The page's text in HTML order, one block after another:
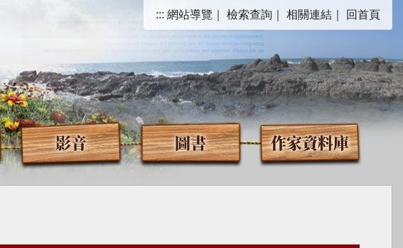
::: 網站導覽 檢索查詢 相關連結 回首頁
影音 圖書 作家資料庫